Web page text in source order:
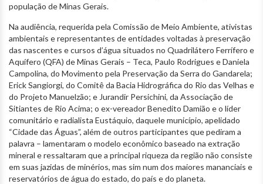
população de Minas Gerais.
Na audiência, requerida pela Comissão de Meio Ambiente, ativistas
ambientais e representantes de entidades voltadas à preservação
das nascentes e cursos d’água situados no Quadrilátero Ferrífero e
Aquífero (QFA) de Minas Gerais – Teca, Paulo Rodrigues e Daniela
Campolina, do Movimento pela Preservação da Serra do Gandarela;
Erick Sangiorgi, do Comitê da Bacia Hidrográfica do Rio das Velhas e
do Projeto Manuelzão; e Jurandir Persichini, da Associação de
Sitiantes de Rio Acima; o ex-vereador Benedito Damião e o líder
comunitário e radialista Eustáquio, daquele município, apelidado
“Cidade das Águas”, além de outros participantes que pediram a
palavra – lamentaram o modelo econômico baseado na extração
mineral e ressaltaram que a principal riqueza da região não consiste
em suas jazidas de minérios, mas sim num dos maiores mananciais e
reservatórios de água do estado, do país e do planeta.